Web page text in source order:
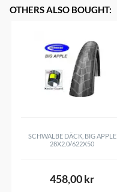
OTHERS ALSO BOUGHT:
SCHWALBE DÄCK, BIG APPLE
28X2.0/622X50
458,00 kr